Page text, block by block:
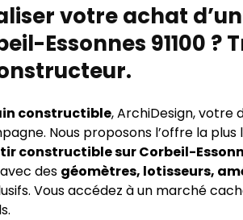
votre achat
Essonnes 91100 ?
constructible, ArchiDesign, votre
Nous proposons l’offre la plus
constructible sur Corbeil-
des géomètres, lotisseurs,
Vous accédez à un marché